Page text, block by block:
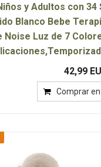
y Adultos con 34
Blanco Bebe
Noise Luz de 7
42,99
Comprar